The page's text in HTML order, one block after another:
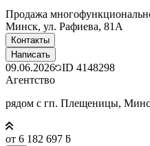
Продажа
Минск, ул. Рафиева, 81А
Контакты
Написать
09.06.2026 ID 4148298
Агентство
рядом с гп. Плещеницы,
от 6 182 697 ƃ